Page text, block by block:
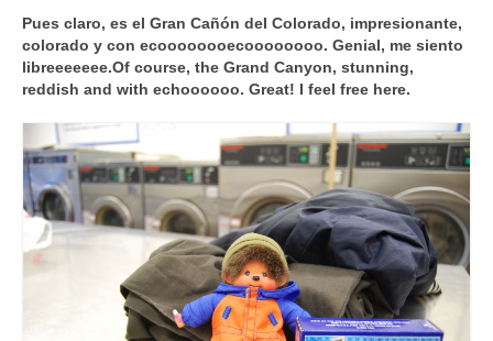
Pues claro, es el Gran Cañón del Colorado, impresionante,
colorado y con ecoooooooecoooooooo. Genial, me siento
libreeeeeee.Of course, the Grand Canyon, stunning,
reddish and with echoooooo. Great! I feel free here.